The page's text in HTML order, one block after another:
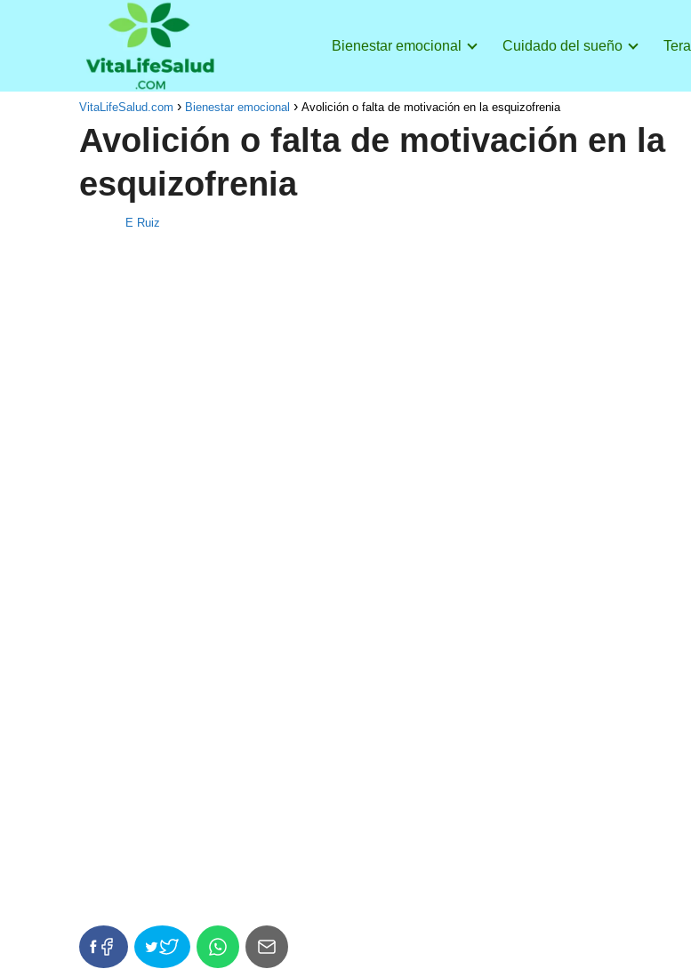
Bienestar emocional Cuidado del sueño
VitaLifeSalud.com Bienestar emocional Avolición o falta de motivación en la esquizofrenia
Avolición o falta de motivación en la
esquizofrenia
E Ruiz